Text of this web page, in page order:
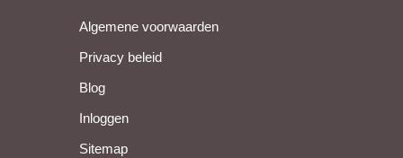
Algemene voorwaarden
Privacy beleid
Blog
Inloggen
Sitemap